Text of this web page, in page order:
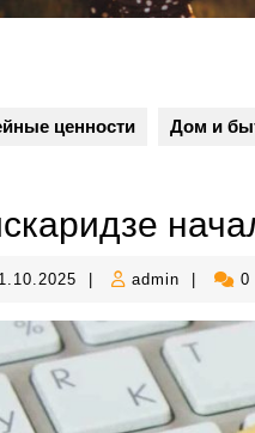
ценности Дом и
11.10.2025
admin admin 0